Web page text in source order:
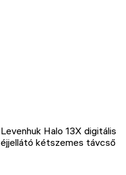
Levenhuk Halo 13X digitális
éjjellátó kétszemes távcső